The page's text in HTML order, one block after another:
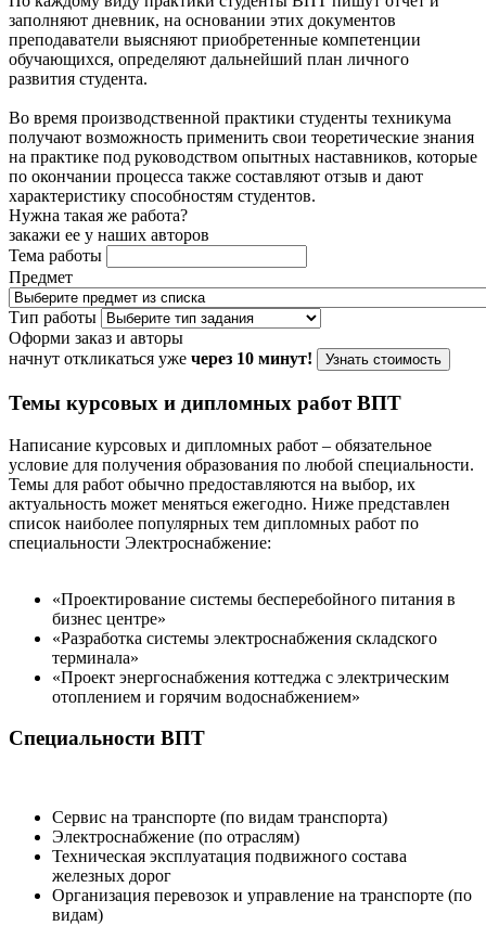
заполняют дневник, на основании этих документов
преподаватели выясняют приобретенные компетенции
обучающихся, определяют дальнейший план личного
развития студента.
Во время производственной практики студенты техникума
получают возможность применить свои теоретические знания
на практике под руководством опытных наставников, которые
по окончании процесса также составляют отзыв и дают
характеристику способностям студентов.
Нужна такая же работа?
закажи ее у наших авторов
Тема работы
Предмет
Тип работы
Оформи заказ и авторы
начнут откликаться уже через 10 минут! Узнать стоимость
Темы курсовых и дипломных работ ВПТ
Написание курсовых и дипломных работ – обязательное
условие для получения образования по любой специальности.
Темы для работ обычно предоставляются на выбор, их
актуальность может меняться ежегодно. Ниже представлен
список наиболее популярных тем дипломных работ по
специальности Электроснабжение:
«Проектирование системы бесперебойного питания в
бизнес центре»
«Разработка системы электроснабжения складского
терминала»
«Проект энергоснабжения коттеджа с электрическим
отоплением и горячим водоснабжением»
Специальности ВПТ
Сервис на транспорте (по видам транспорта)
Электроснабжение (по отраслям)
Техническая эксплуатация подвижного состава
железных дорог
Организация перевозок и управление на транспорте (по
видам)